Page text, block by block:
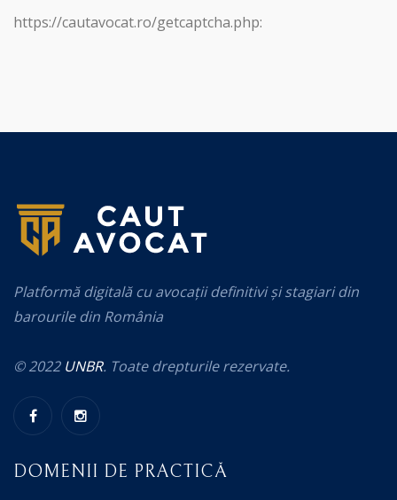
https://cautavocat.ro/getcaptcha.php:
Platformă digitală cu avocații definitivi și stagiari din
barourile din România
© 2022 UNBR. Toate drepturile rezervate.
DOMENII DE PRACTICĂ